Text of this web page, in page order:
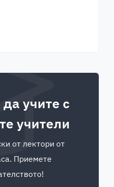
учите с
учители
от лектори от
Приемете